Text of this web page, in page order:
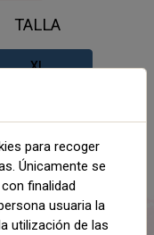
TALLA
XL
AL CARRITO
para recoger
Únicamente se
finalidad
usuaria la
utilización de las